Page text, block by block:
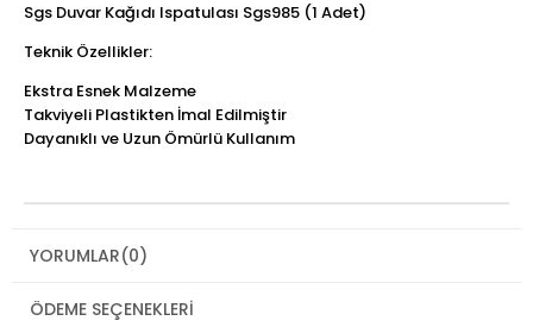
Sgs Duvar Kağıdı Ispatulası Sgs985 (1 Adet)
Teknik Özellikler:
Ekstra Esnek Malzeme
Takviyeli Plastikten İmal Edilmiştir
Dayanıklı ve Uzun Ömürlü Kullanım
YORUMLAR(0)
ÖDEME SEÇENEKLERI